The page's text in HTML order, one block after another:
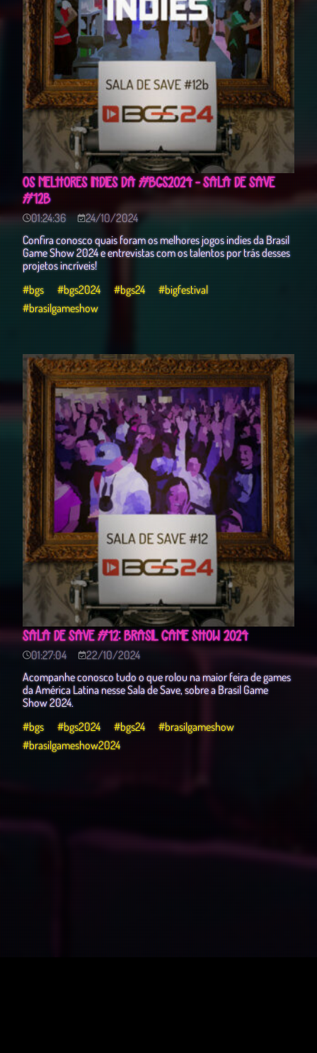
OS MELHORES INDIES DA #BGS2024 - SALA DE SAVE
#12B
01:24:36
24/10/2024
Confira conosco quais foram os melhores jogos indies da Brasil
Game Show 2024 e entrevistas com os talentos por trás desses
projetos incríveis!
#bgs
#bgs2024 #bgs24
#bigfestival
#brasilgameshow
SALA DE SAVE #12: BRASIL GAME SHOW 2024
01:27:04
22/10/2024
Acompanhe conosco tudo o que rolou na maior feira de games
da América Latina nesse Sala de Save, sobre a Brasil Game
Show 2024.
#bgs
#bgs2024 #bgs24
#brasilgameshow
#brasilgameshow2024